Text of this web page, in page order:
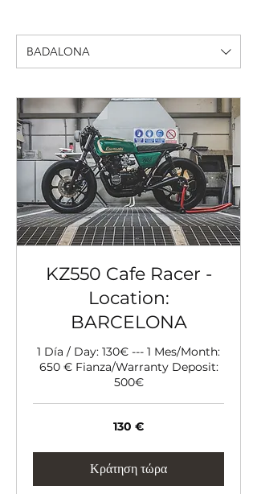
BADALONA
KZ550 Cafe Racer -
Location:
BARCELONA
1 Día / Day: 130€ --- 1 Mes/Month:
650 € Fianza/Warranty Deposit:
500€
130 €
Κράτηση τώρα